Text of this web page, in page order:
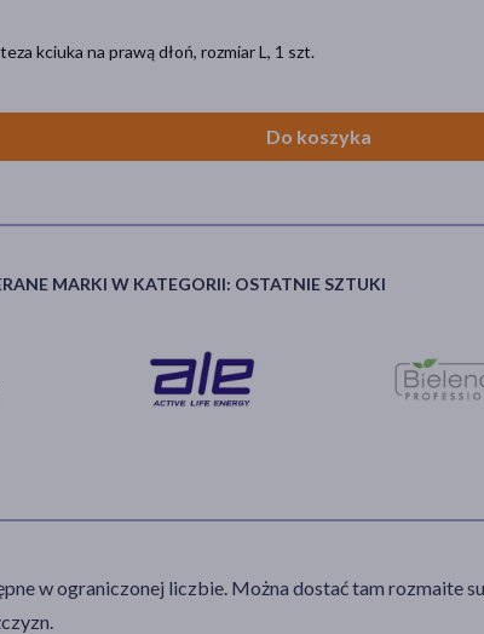
kciuka na prawą dłoń, rozmiar L, 1 szt.
Do koszyka
MARKI W KATEGORII: OSTATNIE SZTUKI
w ograniczonej liczbie. Można dostać tam rozmaite